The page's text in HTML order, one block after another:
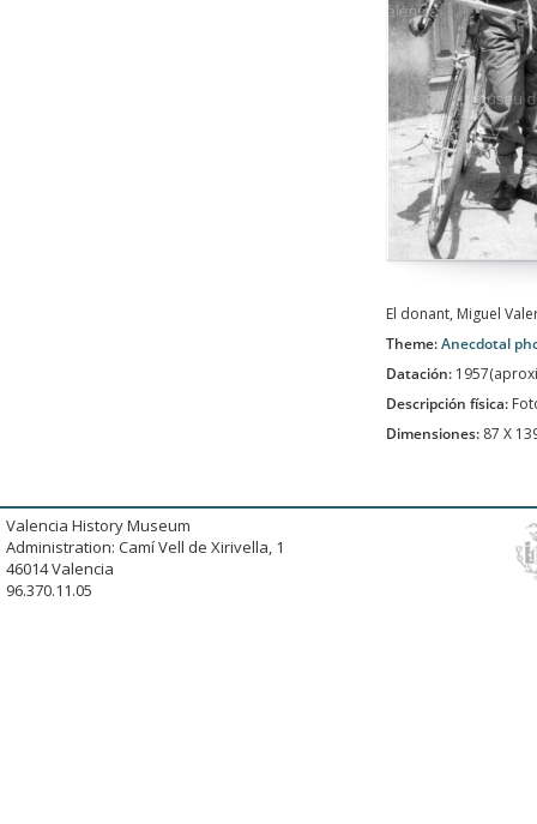
El donant, Miguel
Theme:Anecdotal
Datación:
Descripción física:
Dimensiones: 87 X
Valencia History Museum
Administration: Camí Vell de Xirivella, 1
46014 Valencia
96.370.11.05